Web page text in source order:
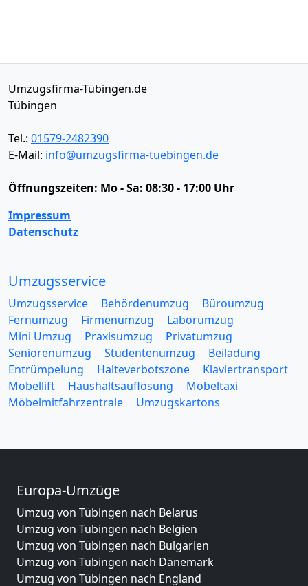
Umzugsfirma-Tübingen.de
Tübingen
Tel.: 01579-2482390
E-Mail: info@umzugsfirma-tuebingen.de
Öffnungszeiten: Mo - Sa: 08:30 - 17:00 Uhr
Impressum
Datenschutz
Umzugsservice
Umzugsservice Behördenumzug
Büroumzug
Fernumzug
Firmenumzug
Laborumzug
Mini Umzug
Praxisumzug
Privatumzug
Seniorenumzug
Studentenumzug
Beiladung
Entrümpelung
Halteverbotszone
Klaviertransport
Möbellift
Haushaltsauflösung
Möbeltaxi
Möbelmitfahrzentrale
Umzugskartons
Europa-Umzüge
Umzug von Tübingen nach Belarus
Umzug von Tübingen nach Belgien
Umzug von Tübingen nach Bulgarien
Umzug von Tübingen nach Dänemark
Umzug von Tübingen nach England